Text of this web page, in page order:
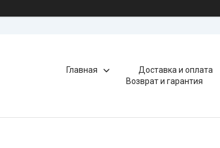
Главная Доставка и оплата
Возврат и гарантия